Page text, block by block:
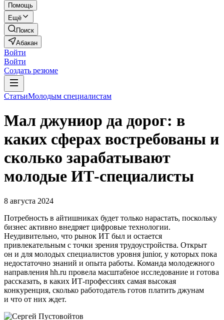
Помощь
Ещё
Поиск
Абакан
Войти
Войти
Создать резюме
СтатьиМолодым специалистам
Мал джуниор да дорог: в
каких сферах востребованы и
сколько зарабатывают
молодые ИТ-специалисты
8 августа 2024
Потребность в айтишниках будет только нарастать, поскольку
бизнес активно внедряет цифровые технологии.
Неудивительно, что рынок ИТ был и остается
привлекательным с точки зрения трудоустройства. Открыт
он и для молодых специалистов уровня junior, у которых пока
недостаточно знаний и опыта работы. Команда молодежного
направления hh.ru провела масштабное исследование и готова
рассказать, в каких ИТ-профессиях самая высокая
конкуренция, сколько работодатель готов платить джунам
и что от них ждет.